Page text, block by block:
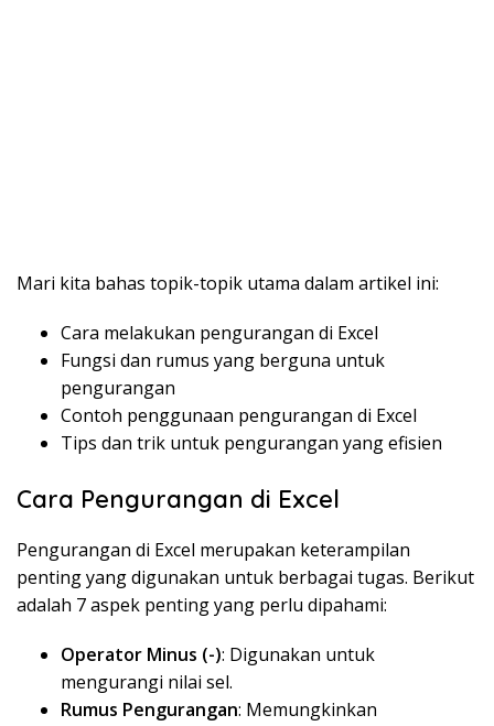
Mari kita bahas topik-topik utama dalam artikel ini:
Cara melakukan pengurangan di Excel
Fungsi dan rumus yang berguna untuk
pengurangan
Contoh penggunaan pengurangan di Excel
Tips dan trik untuk pengurangan yang efisien
Cara Pengurangan di Excel
Pengurangan di Excel merupakan keterampilan
penting yang digunakan untuk berbagai tugas. Berikut
adalah 7 aspek penting yang perlu dipahami:
Operator Minus (-): Digunakan untuk
mengurangi nilai sel.
Rumus Pengurangan: Memungkinkan